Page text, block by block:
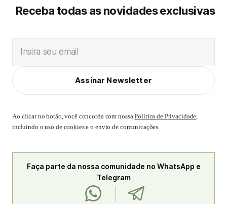
Receba todas as novidades exclusivas
Insira seu email
Assinar Newsletter
Ao clicar no botão, você concorda com nossaPolítica de Privacidade,
incluindo o uso de cookies e o envio de comunicações.
Faça parte da nossa comunidade no WhatsApp e
Telegram